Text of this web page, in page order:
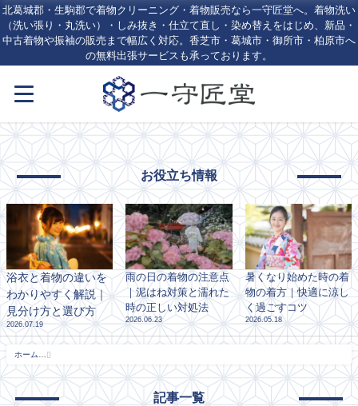
北葛城郡・生駒郡で着物クリーニング・着物販売なら一守匠堂へ。着物洗い
（洗い張り・丸洗い）・しみ抜き・仕立て直し・染め替えをはじめ、新品・
中古着物や振袖の販売まで幅広く対応。香芝市・葛城市・御所市・柏原市へ
の無料出張サービスも承っております。
お役立ち情報
浴衣と着物の違いを
わかりやすく解説｜
見分け方と選び方
2026.07.19
雨の日の着物の注意点
｜泥はね対策と濡れた
時の正しい対処法
2026.06.23
暑くなり始めた時の着
物の着方｜快適に涼し
く過ごすコツ
2026.05.18
ホーム CTA - 北葛城郡・生駒郡の着物クリーニング・しみ抜きなら一守匠堂｜王寺駅徒歩1
記事一覧